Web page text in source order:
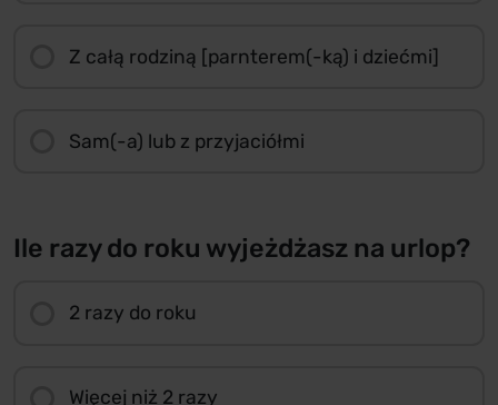
Z całą rodziną [parnterem(-ką) i dziećmi]
Sam(-a) lub z przyjaciółmi
Ile razy do roku wyjeżdżasz na urlop?
2 razy do roku
Więcej niż 2 razy